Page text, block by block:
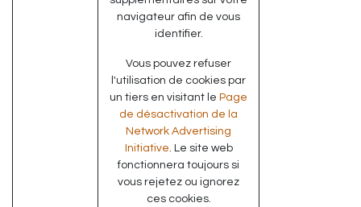
navigateur afin de vous
identifier.
Vous pouvez refuser
l'utilisation de cookies par
un tiers en visitant le Page
de désactivation de la
Network Advertising
Initiative. Le site web
fonctionnera toujours si
vous rejetez ou ignorez
ces cookies.